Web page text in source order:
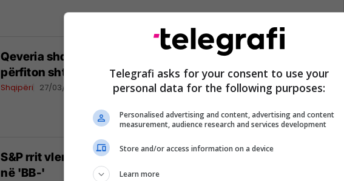
Qeveria shqiptare pritet të lehtësojë tatimin mbi pagën,
përfiton shtresa e mesme
Shqipëri 27/03/2024
S&P rrit vlerësimin për Shqipërinë, për herë të parë e ngjit
në 'BB-'
Telegrafi asks for your consent to use your
personal data for the following purposes:
Personalised advertising and content, advertising and content
measurement, audience research and services development
Store and/or access information on a device
Learn more